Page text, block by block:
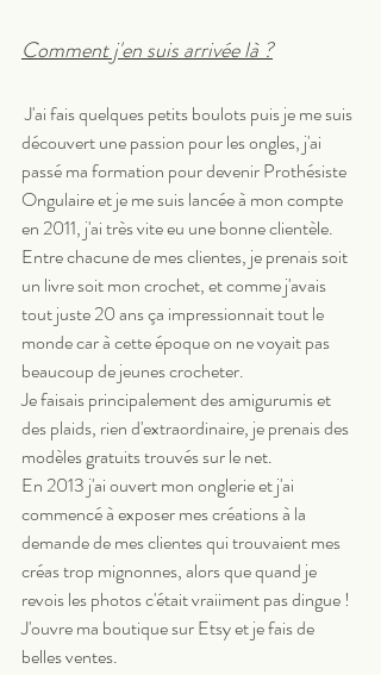
Comment j'en suis arrivée là ?
J'ai fais quelques petits boulots puis je me suis
découvert une passion pour les ongles, j'ai
passé ma formation pour devenir Prothésiste
Ongulaire et je me suis lancée à mon compte
en 2011, j'ai très vite eu une bonne clientèle.
Entre chacune de mes clientes, je prenais soit
un livre soit mon crochet, et comme j'avais
tout juste 20 ans ça impressionnait tout le
monde car à cette époque on ne voyait pas
beaucoup de jeunes crocheter.
Je faisais principalement des amigurumis et
des plaids, rien d'extraordinaire, je prenais des
modèles gratuits trouvés sur le net.
En 2013 j'ai ouvert mon onglerie et j'ai
commencé à exposer mes créations à la
demande de mes clientes qui trouvaient mes
créas trop mignonnes, alors que quand je
revois les photos c'était vraiiment pas dingue !
J'ouvre ma boutique sur Etsy et je fais de
belles ventes.